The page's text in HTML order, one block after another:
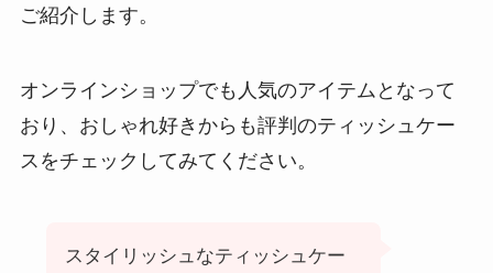
ご紹介します。
オンラインショップでも人気のアイテムとなって
おり、おしゃれ好きからも評判のティッシュケー
スをチェックしてみてください。
スタイリッシュなティッシュケー